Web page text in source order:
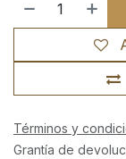
Términos y
Grantía de